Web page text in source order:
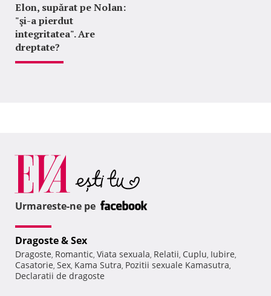
Elon, supărat pe Nolan:
"şi-a pierdut
integritatea". Are
dreptate?
Urmareste-ne pe
Dragoste & Sex
Dragoste, Romantic, Viata sexuala, Relatii, Cuplu, Iubire,
Casatorie, Sex, Kama Sutra, Pozitii sexuale Kamasutra,
Declaratii de dragoste